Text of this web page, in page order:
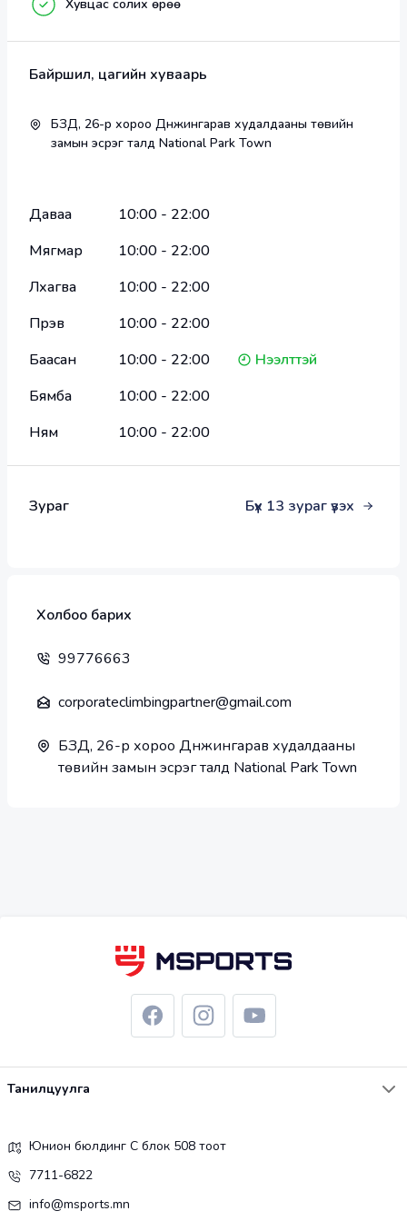
Хувцас солих өрөө
Байршил, цагийн хуваарь
БЗД, 26-р хороо Дүнжингарав худалдааны төвийн
замын эсрэг талд National Park Town
Даваа 10:00 - 22:00
Мягмар
10:00 - 22:00
Лхагва
10:00 - 22:00
Пүрэв
10:00 - 22:00
Баасан
10:00 - 22:00
Нээлттэй
Бямба
10:00 - 22:00
Ням
10:00 - 22:00
Зураг Бүх 13 зураг үзэх
Холбоо барих
99776663
corporateclimbingpartner@gmail.com
БЗД, 26-р хороо Дүнжингарав худалдааны
төвийн замын эсрэг талд National Park Town
Танилцуулга
Юнион бюлдинг С блок 508 тоот
7711-6822
info@msports.mn